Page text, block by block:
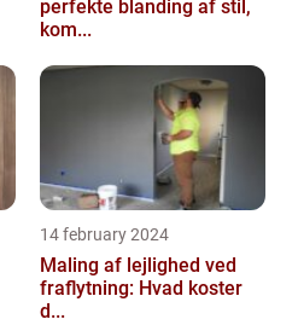
perfekte blanding af stil,
kom...
14 february 2024
Maling af lejlighed ved
fraflytning: Hvad koster
d...